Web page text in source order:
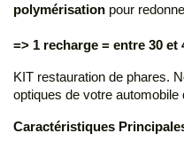
polymérisation pour
=> 1 recharge = entre 30 et
KIT restauration de phares.
optiques de votre
Caractéristiques